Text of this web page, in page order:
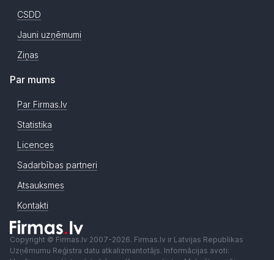
CSDD
Jauni uzņēmumi
Ziņas
Par mums
Par Firmas.lv
Statistika
Licences
Sadarbības partneri
Atsauksmes
Kontakti
Copyright © Firmas.lv 2007-2026. Firmas.lv ir Latvijas Republikas
Uzņēmumu Reģistra datu atkalizmantotājs. Informācijas avoti: